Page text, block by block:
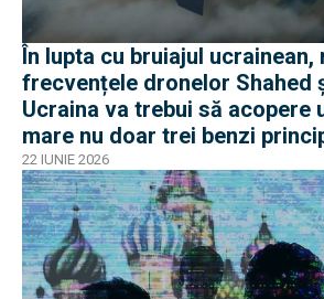
În lupta cu bruiajul ucrainean,
frecvențele dronelor Shahed
Ucraina va trebui să acopere
mare nu doar trei benzi
22 IUNIE 2026